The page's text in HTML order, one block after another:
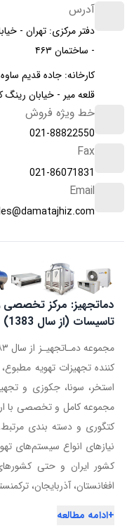
آدرس
دفتر مرکزی: تهران -
- ساختمان ۴۶۳
کارخانه: جاده قدیم
قلعه میر - خیابان رینگ
خط ویژه فروش
021-88822550
Fax
021-86071831
Email
دماتجهیز: مرکز تخصصی
تاسیسات (از سال 1383)
کننده تجهیزات تهویه
استخر، سونا، جکوزی و
کتگوری و دسته بندی
نیازهای انواع سیستم‌های
کشور ایران و حتی کشورهای
افغانستان، آذربایجان،
+ادامه مطالعه